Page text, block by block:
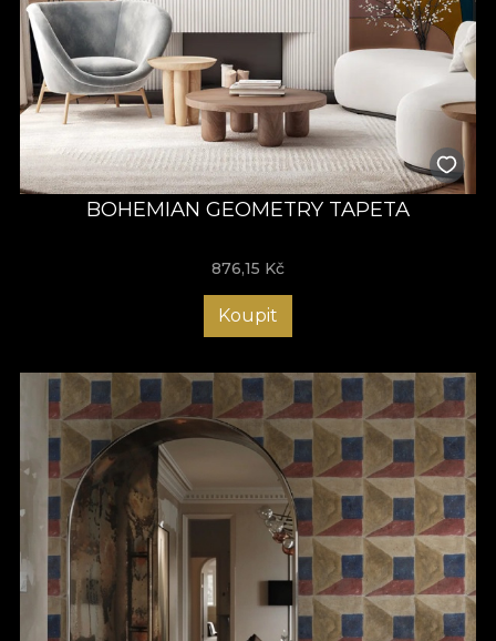
BOHEMIAN GEOMETRY TAPETA
876,15 Kč
Koupit